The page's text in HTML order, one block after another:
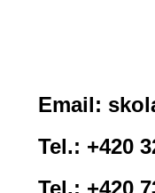
Email:
Tel.: +420
Tel.: +420